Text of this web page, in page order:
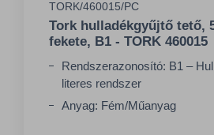
TORK/460015/PC
Tork hulladékgyűjtő tető,
fekete, B1 - TORK 460015
Rendszerazonosító: B1 –
literes rendszer
Anyag: Fém/Műanyag